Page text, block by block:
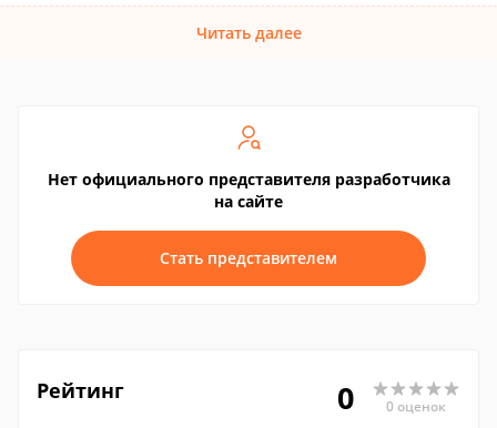
Читать далее
Нет официального представителя разработчика
на сайте
Стать представителем
Рейтинг 0 0 оценок